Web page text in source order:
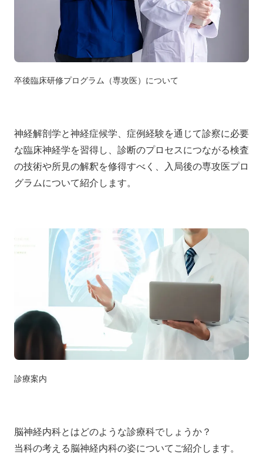
卒後臨床研修プログラム（専攻医）について
神経解剖学と神経症候学、症例経験を通じて診察に必要
な臨床神経学を習得し、診断のプロセスにつながる検査
の技術や所見の解釈を修得すべく、入局後の専攻医プロ
グラムについて紹介します。
診療案内
脳神経内科とはどのような診療科でしょうか？
当科の考える脳神経内科の姿についてご紹介します。